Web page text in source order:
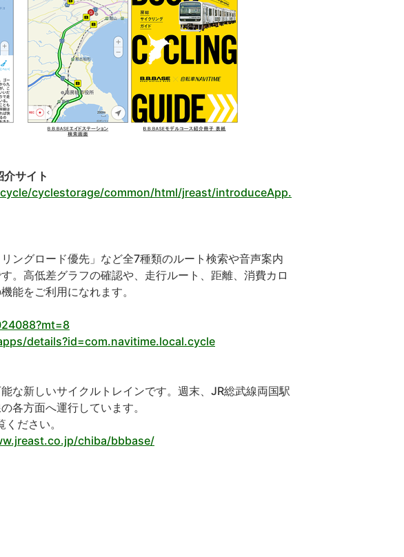
サイト
cyclestorage/common/html/jreast/introduceApp.
ングロード優先」など全7種類のルート検索や音声案内
。高低差グラフの確認や、走行ルート、距離、消費カロ
能をご利用になれます。
details?id=com.navitime.local.cycle
な新しいサイクルトレインです。週末、JR総武線両国駅
各方面へ運行しています。
ださい。
chiba/bbbase/